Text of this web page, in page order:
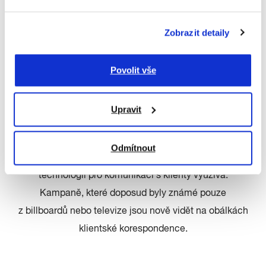
Zobrazit detaily
Povolit vše
Upravit
Odmítnout
následně obálku znovu zalepit.
Možnosti využití wrapovacích obálek pro marketing
jsou prakticky neomezené. Papír, ze kterého se obálky
skládají, je možné libovolným způsobem potisknout a
technologii pro komunikaci s klienty využívá.
Kampaně, které doposud byly známé pouze
z billboardů nebo televize jsou nově vidět na obálkách
klientské korespondence.